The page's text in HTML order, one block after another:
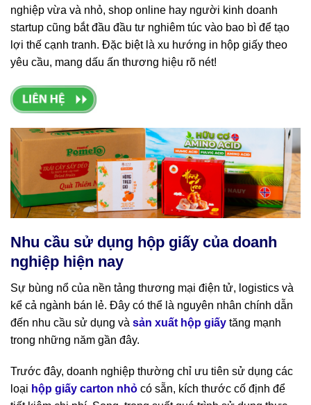
nghiệp vừa và nhỏ, shop online hay người kinh doanh
startup cũng bắt đầu đầu tư nghiêm túc vào bao bì để tạo
lợi thế cạnh tranh. Đặc biệt là xu hướng in hộp giấy theo
yêu cầu, mang dấu ấn thương hiệu rõ nét!
Nhu cầu sử dụng hộp giấy của doanh
nghiệp hiện nay
Sự bùng nổ của nền tảng thương mại điện tử, logistics và
kể cả ngành bán lẻ. Đây có thể là nguyên nhân chính dẫn
đến nhu cầu sử dụng và sản xuất hộp giấy tăng mạnh
trong những năm gần đây.
Trước đây, doanh nghiệp thường chỉ ưu tiên sử dụng các
loại hộp giấy carton nhỏ có sẵn, kích thước cố định để